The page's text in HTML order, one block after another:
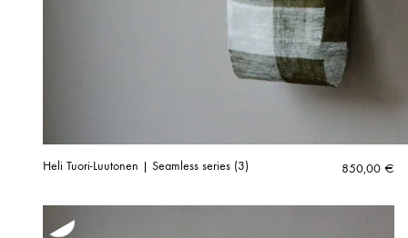
Heli Tuori-Luutonen | Seamless series (3) 850,00 €